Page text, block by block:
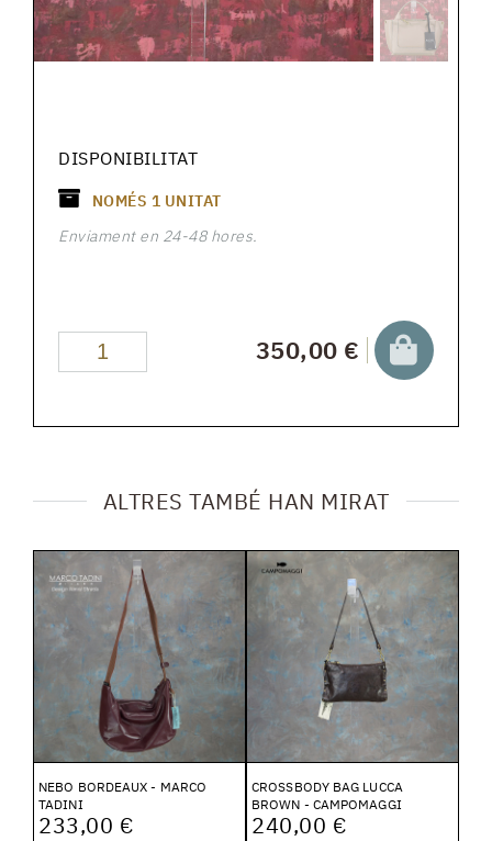
DISPONIBILITAT
NOMÉS 1 UNITAT
Enviament en 24-48 hores.
350,00 €
ALTRES TAMBÉ HAN MIRAT
NEBO BORDEAUX - MARCO
TADINI
233,00 €
CROSSBODY BAG LUCCA
BROWN - CAMPOMAGGI
240,00 €